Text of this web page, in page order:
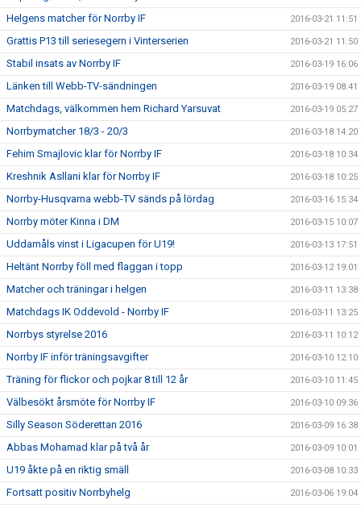
Helgens matcher för Norrby IF 2016-03-21 11:51
Grattis P13 till seriesegern i Vinterserien 2016-03-21 11:50
Stabil insats av Norrby IF 2016-03-19 16:06
Länken till Webb-TV-sändningen 2016-03-19 08:41
Matchdags, välkommen hem Richard Yarsuvat 2016-03-19 05:27
Norrbymatcher 18/3 - 20/3 2016-03-18 14:20
Fehim Smajlovic klar för Norrby IF 2016-03-18 10:34
Kreshnik Asllani klar för Norrby IF 2016-03-18 10:25
Norrby-Husqvarna webb-TV sänds på lördag 2016-03-16 15:34
Norrby möter Kinna i DM 2016-03-15 10:07
Uddamåls vinst i Ligacupen för U19! 2016-03-13 17:51
Heltänt Norrby föll med flaggan i topp 2016-03-12 19:01
Matcher och träningar i helgen 2016-03-11 13:38
Matchdags IK Oddevold - Norrby IF 2016-03-11 13:25
Norrbys styrelse 2016 2016-03-11 10:12
Norrby IF inför träningsavgifter 2016-03-10 12:10
Träning för flickor och pojkar 8 till 12 år 2016-03-10 11:45
Välbesökt årsmöte för Norrby IF 2016-03-10 09:36
Silly Season Söderettan 2016 2016-03-09 16:38
Abbas Mohamad klar på två år 2016-03-09 10:01
U19 åkte på en riktig smäll 2016-03-08 10:33
Fortsatt positiv Norrbyhelg 2016-03-06 19:04